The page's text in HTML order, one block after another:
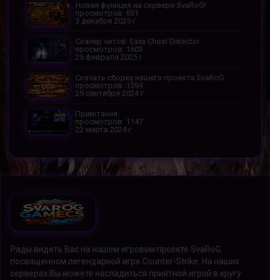
Новая функция на сервере SvaRoG!
просмотров: 631
3 декабря 2025 г
Сканер читов: Easy Cheat Detector
просмотров: 1603
25 февраля 2025 г
Скачать сборку нашего проекта SvaRoG
просмотров: 1594
29 сентября 2024 г
Привітання
просмотров: 1147
22 марта 2024 г
Рады видеть Вас на нашем игровом проекте SvaRoG,
посвященном легендарной игре Counter-Strike. На наших
серверах Вы можете насладиться приятной игрой в кругу